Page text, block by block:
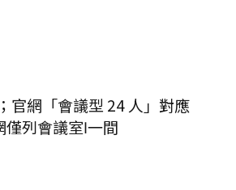
官網「會議型 24 人」對應
列會議室Ⅰ一間